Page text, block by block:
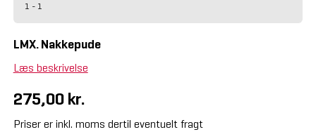
1 - 1
LMX. Nakkepude
Læs beskrivelse
275,00 kr.
Priser er inkl. moms dertil eventuelt fragt